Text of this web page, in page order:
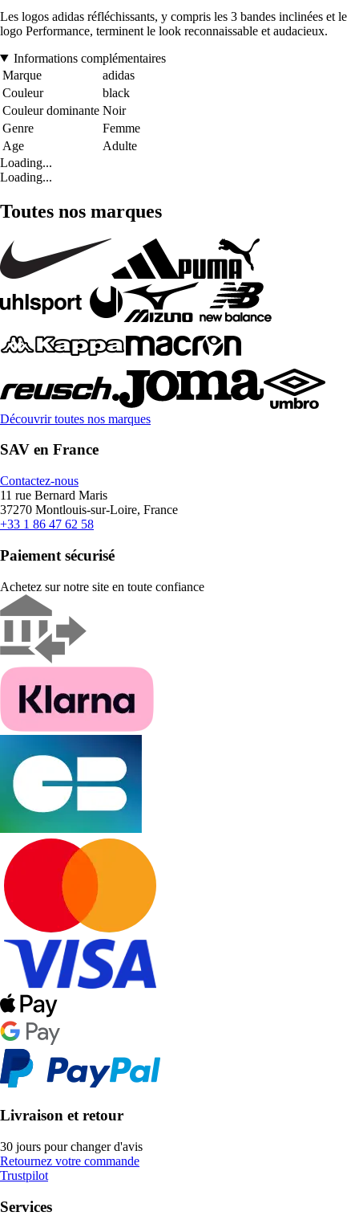
Les logos adidas réfléchissants, y compris les 3 bandes inclinées et le
logo Performance, terminent le look reconnaissable et audacieux.
Informations complémentaires
Marque
adidas
Couleur
black
Couleur dominante Noir
Genre
Femme
Age
Adulte
Loading...
Loading...
Toutes nos marques
Découvrir toutes nos marques
SAV en France
Contactez-nous
11 rue Bernard Maris
37270 Montlouis-sur-Loire, France
+33 1 86 47 62 58
Paiement sécurisé
Achetez sur notre site en toute confiance
Livraison et retour
30 jours pour changer d'avis
Retournez votre commande
Trustpilot
Services